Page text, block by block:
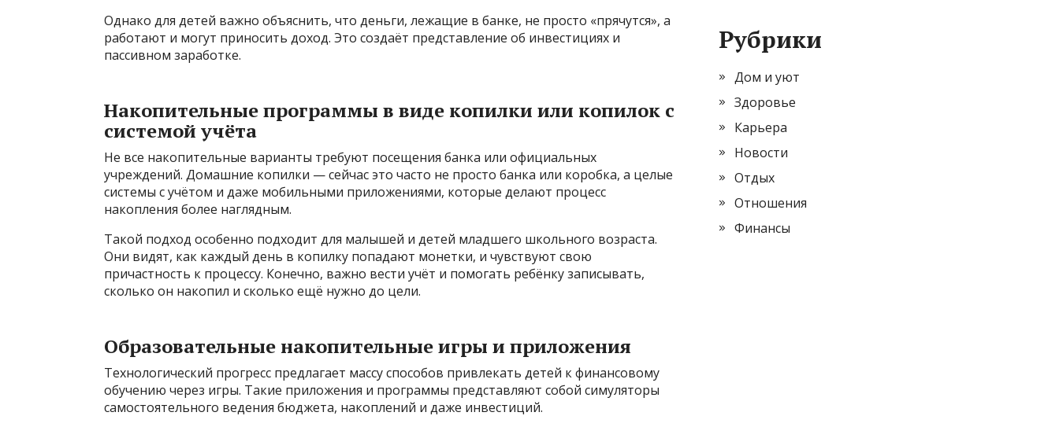
Однако для детей важно объяснить, что деньги, лежащие в банке, не просто «прячутся», а
работают и могут приносить доход. Это создаёт представление об инвестициях и
пассивном заработке.
Накопительные программы в виде копилки или копилок с
системой учёта
Не все накопительные варианты требуют посещения банка или официальных
учреждений. Домашние копилки — сейчас это часто не просто банка или коробка, а целые
системы с учётом и даже мобильными приложениями, которые делают процесс
накопления более наглядным.
Такой подход особенно подходит для малышей и детей младшего школьного возраста.
Они видят, как каждый день в копилку попадают монетки, и чувствуют свою
причастность к процессу. Конечно, важно вести учёт и помогать ребёнку записывать,
сколько он накопил и сколько ещё нужно до цели.
Образовательные накопительные игры и приложения
Технологический прогресс предлагает массу способов привлекать детей к финансовому
обучению через игры. Такие приложения и программы представляют собой симуляторы
самостоятельного ведения бюджета, накоплений и даже инвестиций.
Рубрики
Дом и уют
Здоровье
Карьера
Новости
Отдых
Отношения
Финансы